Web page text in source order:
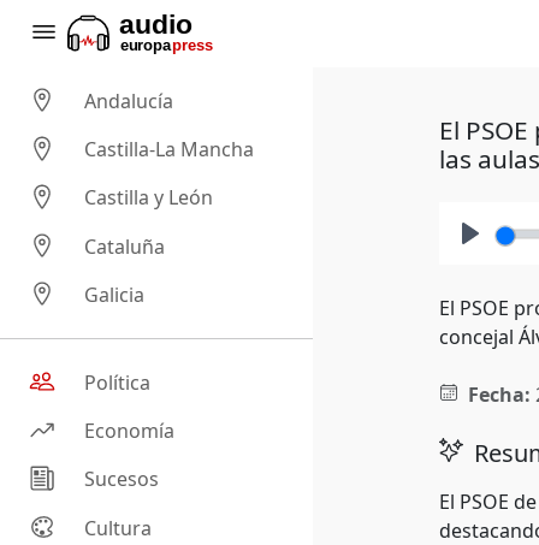
Andalucía
Castilla-La Mancha
Castilla y León
Cataluña
Galicia
Política
Economía
Sucesos
Cultura
El
las aulas
El PSOE
concejal
Fecha:
El PSOE